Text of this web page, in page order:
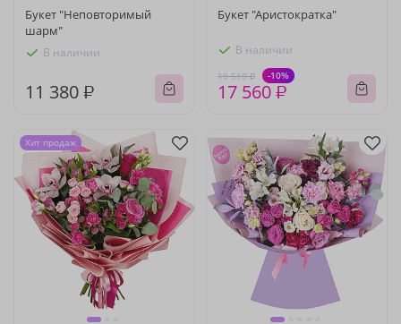
Букет "Неповторимый
шарм"
В наличии
11 380 ₽
Букет "Аристократка"
В наличии
19 510 ₽ -10%
17 560 ₽
Хит продаж